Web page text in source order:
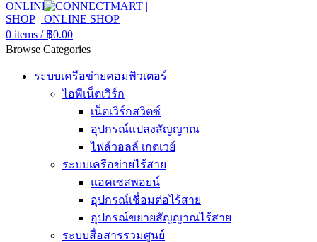
0 items / ฿0.00
Browse Categories
ระบบเครือข่ายคอมพิวเตอร์
ไอพีเน็ตเวิร์ก
เน็ตเวิร์กสวิตซ์
อุปกรณ์แปลงสัญญาณ
ไฟล์วอลล์ เกตเวย์
ระบบเครือข่ายไร้สาย
แอคเซสพอยน์
อุปกรณ์เชื่อมต่อไร้สาย
อุปกรณ์ขยายสัญญาณไร้สาย
ระบบสื่อสารรวมศูนย์